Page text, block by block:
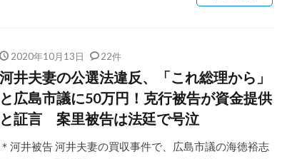
2020年10月13日 22件
河井夫妻の公選法違反、「これ総理から」
と広島市議に50万円！克行被告が資金提供
と証言 案里被告は法廷で号泣
＊河井被告 河井夫妻の買収事件で、広島市議の海徳裕志